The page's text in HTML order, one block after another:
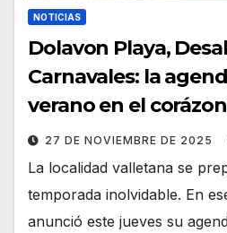
NOTICIAS
Dolavon Playa,
Carnavales: la
verano en el
27 DE NOVIEMBRE DE 2025
La localidad valletana se
temporada inolvidable. En
anunció este jueves su